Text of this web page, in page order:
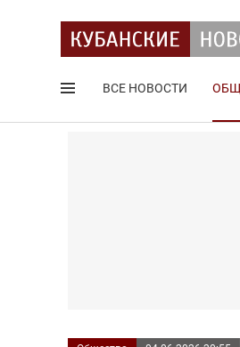
ВСЕ НОВОСТИ